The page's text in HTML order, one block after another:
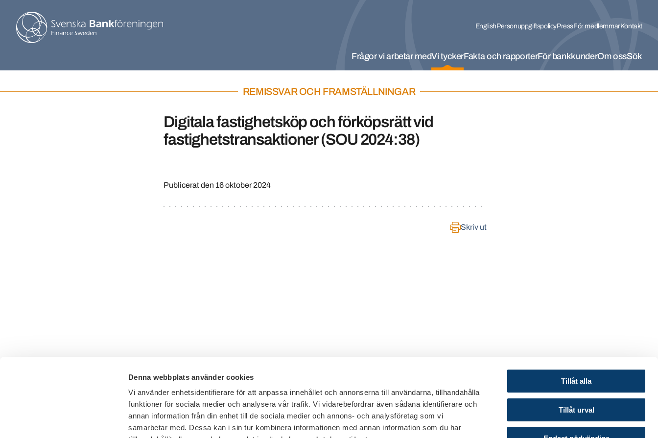
Denna webbplats använder cookies
Vi använder enhetsidentifierare för att anpassa innehållet och annonserna till användarna, tillhandahålla
funktioner för sociala medier och analysera vår trafik. Vi vidarebefordrar även sådana identifierare och
annan information från din enhet till de sociala medier och annons- och analysföretag som vi
samarbetar med. Dessa kan i sin tur kombinera informationen med annan information som du har
Tillåt alla
Tillåt urval
EnglishPersonuppgiftspolicyPressFör medlemmarKontakt
Frågor vi arbetar medVi tyckerFakta och rapporterFör bankkunderOm ossSök
REMISSVAR OCH FRAMSTÄLLNINGAR
Digitala fastighetsköp och förköpsrätt vid
fastighetstransaktioner (SOU 2024:38)
Publicerat den 16 oktober 2024
Skriv ut
Telefon växel: 08 - 453 44 00
E-post:info@financesweden.se
© 2024 Svenska Bankföreningen
Cookies